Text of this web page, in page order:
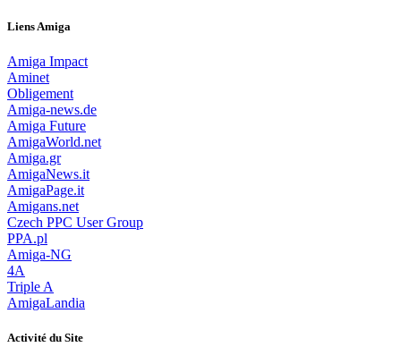
Liens Amiga
Amiga Impact
Aminet
Obligement
Amiga-news.de
Amiga Future
AmigaWorld.net
Amiga.gr
AmigaNews.it
AmigaPage.it
Amigans.net
Czech PPC User Group
PPA.pl
Amiga-NG
4A
Triple A
AmigaLandia
Activité du Site